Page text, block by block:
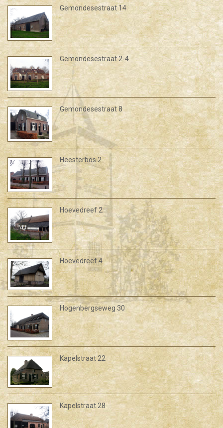
Gemondesestraat 14
Gemondesestraat 2-4
Gemondesestraat 8
Heesterbos 2
Hoevedreef 2
Hoevedreef 4
Hogenbergseweg 30
Kapelstraat 22
Kapelstraat 28